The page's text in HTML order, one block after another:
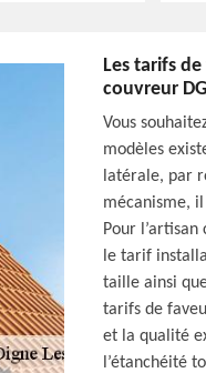
Les tarifs
couvreur
Vous
modèles
latérale, par
mécanisme,
Pour
le tarif
taille ainsi
tarifs de
et la qualité
l’étanchéité